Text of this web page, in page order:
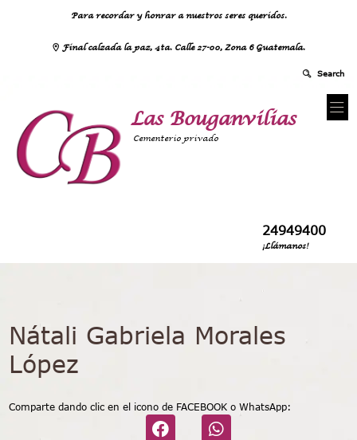
Para recordar y honrar a nuestros seres queridos.
Final calzada la paz, 4ta. Calle 27-00, Zona 6 Guatemala.
Las Bouganvilias
Cementerio privado
24949400
¡Llámanos!
Nátali Gabriela Morales
López
Comparte dando clic en el icono de FACEBOOK o WhatsApp: